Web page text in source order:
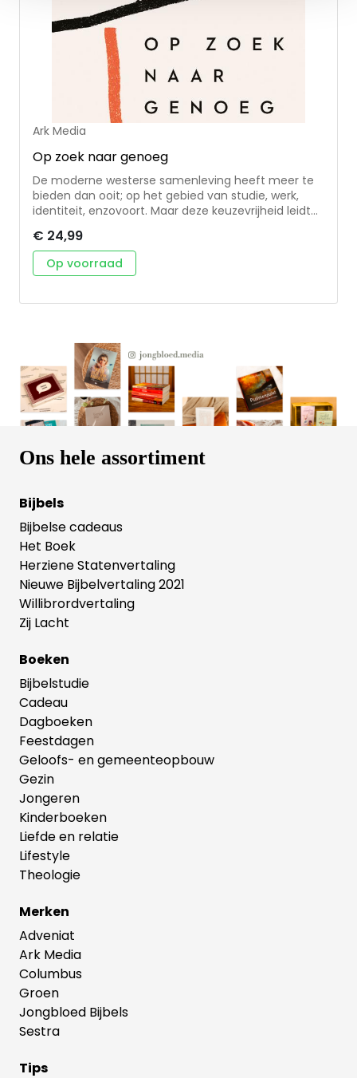
Ark Media
Op zoek naar genoeg
De moderne westerse samenleving heeft meer te
bieden dan ooit; op het gebied van studie, werk,
identiteit, enzovoort. Maar deze keuzevrijheid leidt
aantal mensen met mentale klachten ook groter
dan ooit. In Op zoek naar genoeg laat Tyler Staton
zien dat alleen God werkelijk vervulling geeft. • Aan
discipel Thomas, schrijft Staton dat twijfel kan
levende God te ontmoeten. • Op zoek naar genoeg
nodigt je uit om genoeg te vinden in de God wiens
beloften nooit teleurstellen. Tyler Staton is een
jonge Amerikaanse voorganger. Hij is directeur van
24-7 Prayer USA. Zijn boeken en podcasts vinden
weerklank bij een internationaal publiek van vooral
€ 24,99
Op voorraad
Ons hele assortiment
Bijbels
Bijbelse cadeaus
Het Boek
Herziene Statenvertaling
Nieuwe Bijbelvertaling 2021
Willibrordvertaling
Zij Lacht
Boeken
Bijbelstudie
Cadeau
Dagboeken
Feestdagen
Geloofs- en gemeenteopbouw
Gezin
Jongeren
Kinderboeken
Liefde en relatie
Lifestyle
Theologie
Merken
Adveniat
Ark Media
Columbus
Groen
Jongbloed Bijbels
Sestra
Tips